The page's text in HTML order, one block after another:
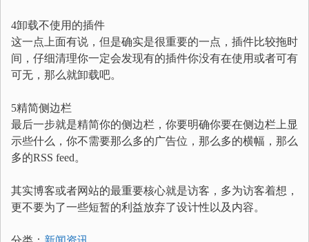
4卸载不使用的插件
这一点上面有说，但是确实是很重要的一点，插件比较拖时
间，仔细清理你一定会发现有的插件你没有在使用或者可有
可无，那么就卸载吧。
5精简侧边栏
最后一步就是精简你的侧边栏，你要明确你要在侧边栏上显
示些什么，你不需要那么多的广告位，那么多的横幅，那么
多的RSS feed。
其实博客或者网站的最重要核心就是访客，多为访客着想，
更不要为了一些短暂的利益放弃了设计性以及内容。